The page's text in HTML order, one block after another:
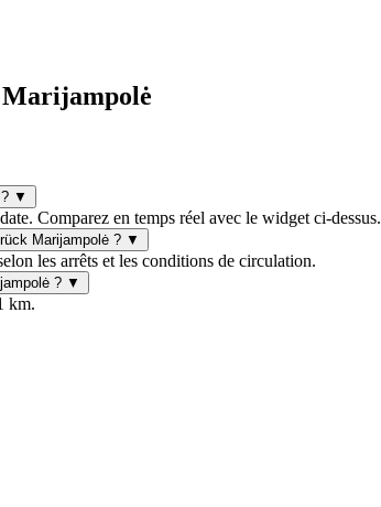
▼
Comparez en temps réel avec le widget ci-dessus.
Marijampolė ? ▼
les arrêts et les conditions de circulation.
? ▼
km.